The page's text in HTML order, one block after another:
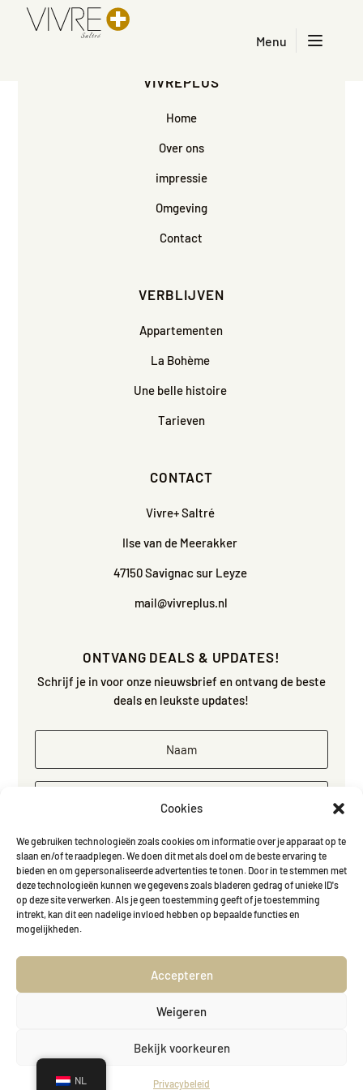
Cookies
We gebruiken technologieën zoals cookies om informatie over je apparaat op te
slaan en/of te raadplegen. We doen dit met als doel om de beste ervaring te
bieden en om gepersonaliseerde advertenties te tonen. Door in te stemmen met
deze technologieën kunnen we gegevens zoals bladeren gedrag of unieke ID's
op deze site verwerken. Als je geen toestemming geeft of je toestemming
intrekt, kan dit een nadelige invloed hebben op bepaalde functies en
mogelijkheden.
Accepteren
Weigeren
Bekijk voorkeuren
Privacybeleid
Menu
VIVREPLUS
Home
Over ons
impressie
Omgeving
Contact
VERBLIJVEN
Appartementen
La Bohème
Une belle histoire
Tarieven
CONTACT
Vivre+ Saltré
Ilse van de Meerakker
47150 Savignac sur Leyze
mail@vivreplus.nl
ONTVANG DEALS & UPDATES!
Schrijf je in voor onze nieuwsbrief en ontvang de beste
deals en leukste updates!
inschrijven
Copyright © Vivreplus / Designed by
Omedia
NL